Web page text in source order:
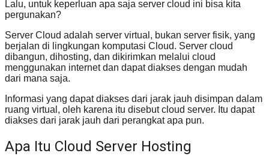
Lalu, untuk keperluan apa saja server cloud ini bisa kita
pergunakan?
Server Cloud adalah server virtual, bukan server fisik, yang
berjalan di lingkungan komputasi Cloud. Server cloud
dibangun, dihosting, dan dikirimkan melalui cloud
menggunakan internet dan dapat diakses dengan mudah
dari mana saja.
Informasi yang dapat diakses dari jarak jauh disimpan dalam
ruang virtual, oleh karena itu disebut cloud server. Itu dapat
diakses dari jarak jauh dari perangkat apa pun.
Apa Itu Cloud Server Hosting